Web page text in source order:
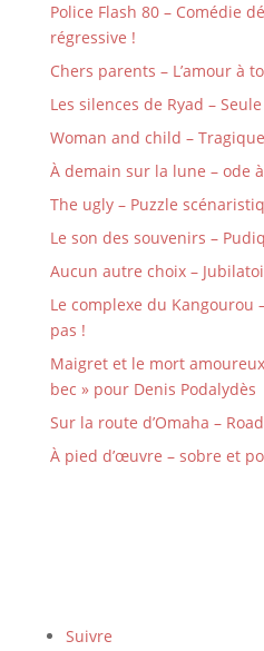
Police Flash 80 – Comédie
régressive !
Chers parents – L’amour à
Les silences de Ryad –
Woman and child –
À demain sur la lune – ode
The ugly – Puzzle
Le son des souvenirs –
Aucun autre choix –
Le complexe du Kangourou
pas !
Maigret et le mort
bec » pour Denis Podalydès
Sur la route d’Omaha –
À pied d’œuvre – sobre et
Suivre